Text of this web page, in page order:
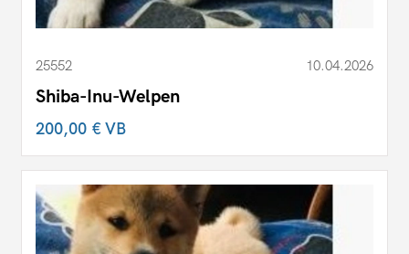
25552 10.04.2026
Shiba-Inu-Welpen
200,00 €VB